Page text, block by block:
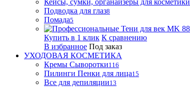
Кейсы, сумки, органайзеры для косметики
Подводка для глаз8
Помада5
Купить в 1 клик К сравнению
В избранное Под заказ
УХОДОВАЯ КОСМЕТИКА
Кремы Сыворотки116
Пилинги Пенки для лица15
Все для депиляции13